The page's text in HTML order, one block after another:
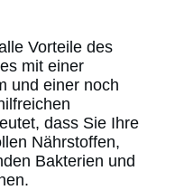
Vorteile des
mit einer
und einer noch
dass Sie Ihre
Nährstoffen,
Bakterien und